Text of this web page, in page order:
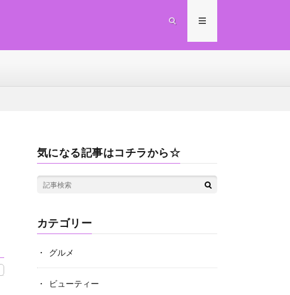
気になる記事はコチラから☆
カテゴリー
グルメ
ビューティー